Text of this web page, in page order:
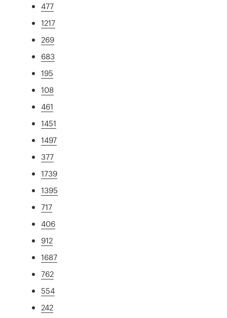
477
1217
269
683
195
108
461
1451
1497
377
1739
1395
717
406
912
1687
762
554
242